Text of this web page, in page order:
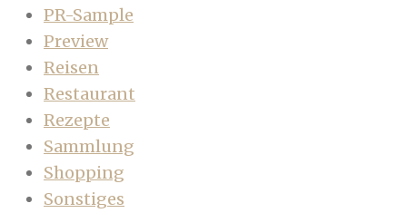
PR-Sample
Preview
Reisen
Restaurant
Rezepte
Sammlung
Shopping
Sonstiges